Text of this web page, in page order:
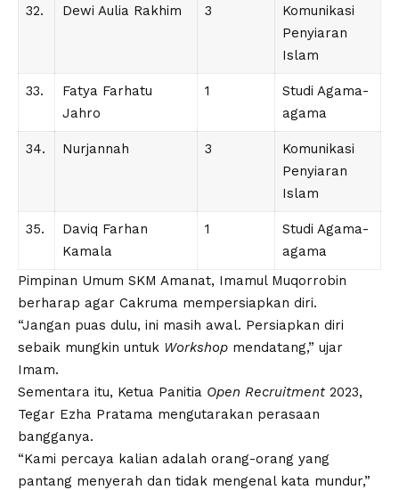
32. Dewi Aulia Rakhim 3
Komunikasi
Penyiaran
Islam
33.
Fatya Farhatu
Jahro
1
Studi Agama-
agama
34. Nurjannah 3
Komunikasi
Penyiaran
Islam
35.
Daviq Farhan
Kamala
1
Studi Agama-
agama
Pimpinan Umum SKM Amanat, Imamul Muqorrobin
berharap agar Cakruma mempersiapkan diri.
“Jangan puas dulu, ini masih awal. Persiapkan diri
sebaik mungkin untuk Workshop mendatang,” ujar
Imam.
Sementara itu, Ketua Panitia Open Recruitment2023,
Tegar Ezha Pratama mengutarakan perasaan
bangganya.
“Kami percaya kalian adalah orang-orang yang
pantang menyerah dan tidak mengenal kata mundur,”